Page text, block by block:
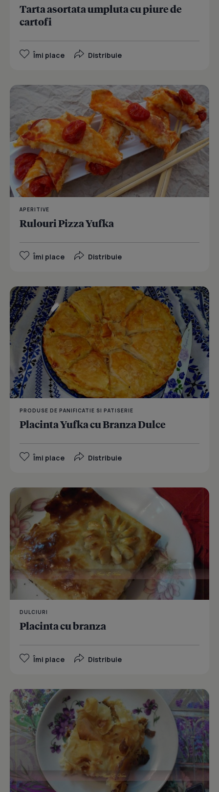
Tarta asortata umpluta cu piure de
cartofi
Îmi place Distribuie
APERITIVE
Rulouri Pizza Yufka
Îmi place Distribuie
PRODUSE DE PANIFICATIE SI PATISERIE
Placinta Yufka cu Branza Dulce
Îmi place Distribuie
DULCIURI
Placinta cu branza
Îmi place Distribuie